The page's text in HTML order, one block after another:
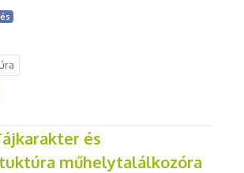
és
műhelytalálkozóra